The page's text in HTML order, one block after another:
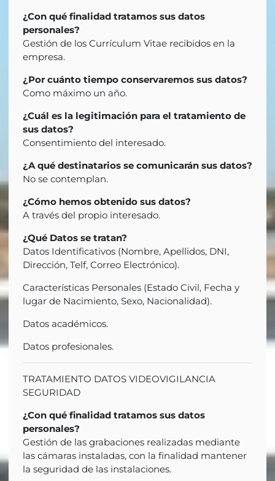
¿Con qué finalidad tratamos sus datos
personales?
Gestión de los Currículum Vitae recibidos en la
empresa.
¿Por cuánto tiempo conservaremos sus datos?
Como máximo un año.
¿Cuál es la legitimación para el tratamiento de
sus datos?
Consentimiento del interesado.
¿A qué destinatarios se comunicarán sus datos?
No se contemplan.
¿Cómo hemos obtenido sus datos?
A través del propio interesado.
¿Qué Datos se tratan?
Datos Identificativos (Nombre, Apellidos, DNI,
Dirección, Telf, Correo Electrónico).
Características Personales (Estado Civil, Fecha y
lugar de Nacimiento, Sexo, Nacionalidad).
Datos académicos.
Datos profesionales.
TRATAMIENTO DATOS VIDEOVIGILANCIA
SEGURIDAD
¿Con qué finalidad tratamos sus datos
personales?
Gestión de las grabaciones realizadas mediante
las cámaras instaladas, con la finalidad mantener
la seguridad de las instalaciones.